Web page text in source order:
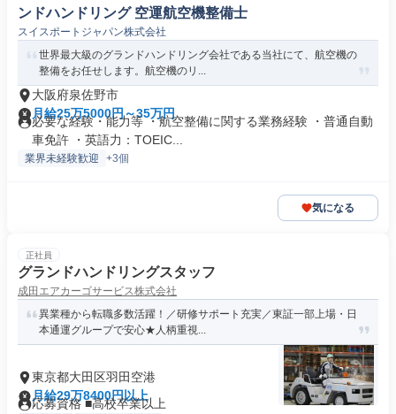
ンドハンドリング 空運航空機整備士
スイスポートジャパン株式会社
世界最大級のグランドハンドリング会社である当社にて、航空機の
整備をお任せします。航空機のリ...
大阪府泉佐野市
月給25万5000円～35万円
必要な経験・能力等 ・航空整備に関する業務経験 ・普通自動
車免許 ・英語力：TOEIC...
業界未経験歓迎 +3個
気になる
正社員
グランドハンドリングスタッフ
成田エアカーゴサービス株式会社
異業種から転職多数活躍！／研修サポート充実／東証一部上場・日
本通運グループで安心★人柄重視...
東京都大田区羽田空港
月給29万8400円以上
応募資格 ■高校卒業以上